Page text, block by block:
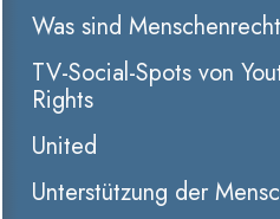
Was sind
TV-Social-Spots von
Rights
United
Unterstützung der